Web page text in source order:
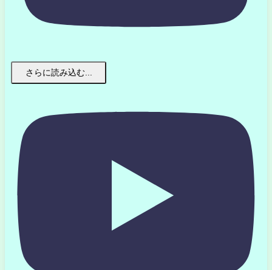
さらに読み込む...